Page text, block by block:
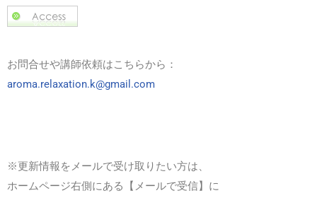
お問合せや講師依頼はこちらから：
aroma.relaxation.k@gmail.com
※更新情報をメールで受け取りたい方は、
ホームページ右側にある【メールで受信】に